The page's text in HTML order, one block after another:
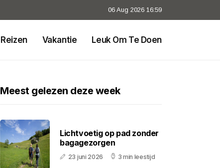
06 Aug 2026 16:59
Reizen Vakantie Leuk Om Te Doen
Meest gelezen deze week
Lichtvoetig op pad zonder
bagagezorgen
23 juni 2026 3 min leestijd